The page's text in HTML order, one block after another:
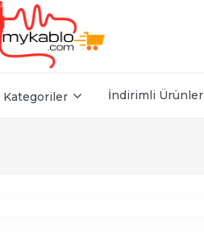
Kategoriler İndirimli Ürünler